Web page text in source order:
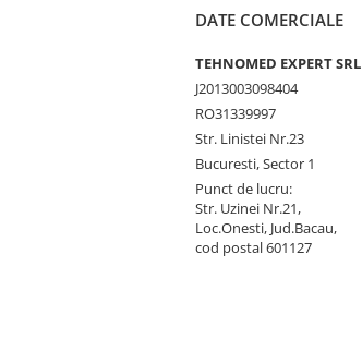
DATE COMERCIALE
TEHNOMED EXPERT SRL
J2013003098404
RO31339997
Str. Linistei Nr.23
Bucuresti, Sector 1
Punct de lucru:
Str. Uzinei Nr.21,
Loc.Onesti, Jud.Bacau,
cod postal 601127